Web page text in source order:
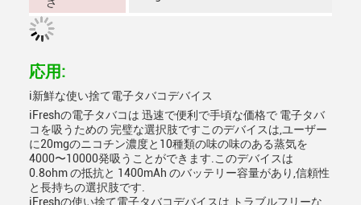
応用:
i新鮮な使い捨て電子タバコデバイス
iFreshの電子タバコは 迅速で便利で手頃な価格で 電子タバ
コを吸うための 完璧な選択肢ですこのデバイスは,ユーザー
に20mgのニコチン濃度と10種類の味の味のある蒸気を
4000〜10000発吸うことができます.このデバイスは
0.8ohm の抵抗と 1400mAh のバッテリー容量があり,信頼性
と長持ちの選択肢です.
iFreshの使い捨て電子タバコデバイスは,トラブルフリーな